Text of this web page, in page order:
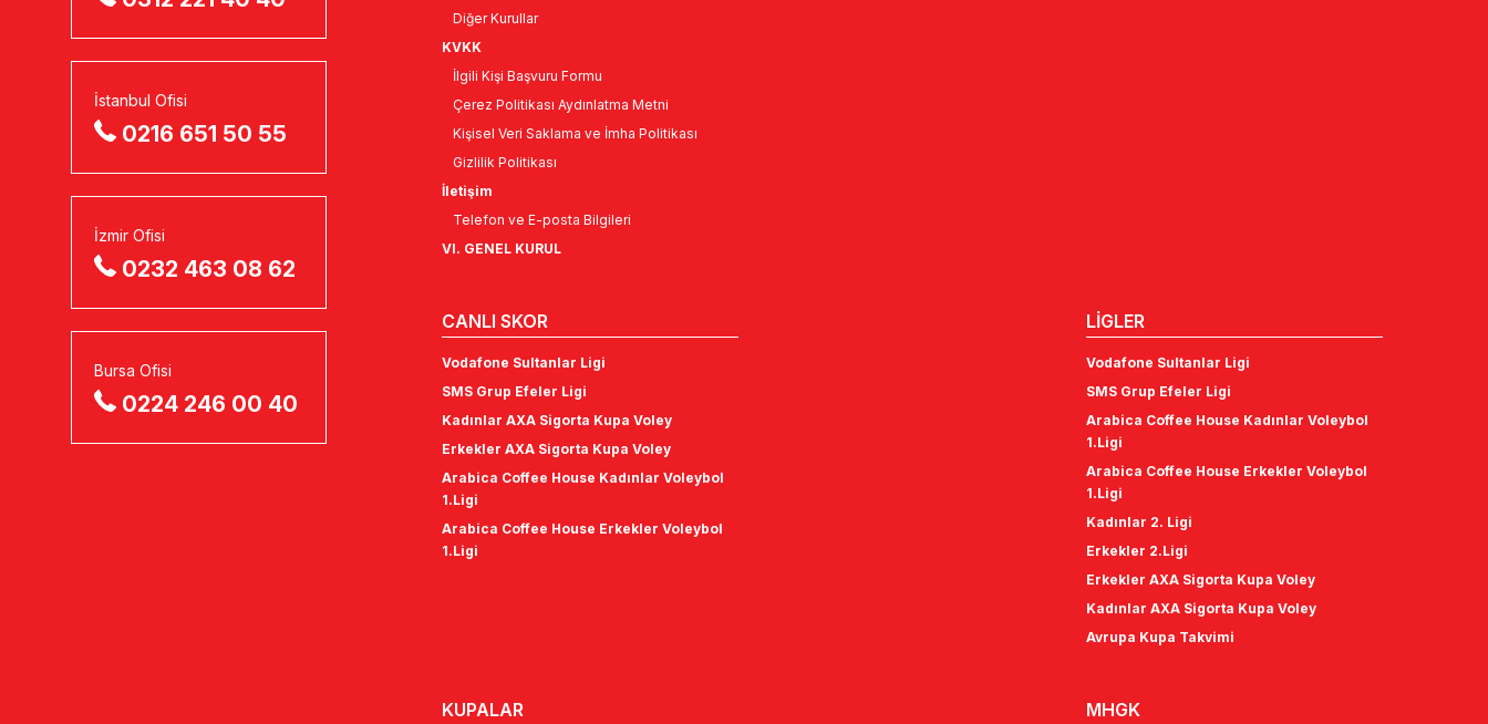
İstanbul Ofisi
0216 651 50 55
İzmir Ofisi
0232 463 08 62
Bursa Ofisi
0224 246 00 40
Diğer Kurullar
KVKK
İlgili Kişi Başvuru Formu
Çerez Politikası Aydınlatma Metni
Kişisel Veri Saklama ve İmha Politikası
Gizlilik Politikası
İletişim
Telefon ve E-posta Bilgileri
VI. GENEL KURUL
CANLI SKOR
Vodafone Sultanlar Ligi
SMS Grup Efeler Ligi
Kadınlar AXA Sigorta Kupa Voley
Erkekler AXA Sigorta Kupa Voley
Arabica Coffee House Kadınlar Voleybol
1.Ligi
Arabica Coffee House Erkekler Voleybol
1.Ligi
LİGLER
Vodafone Sultanlar Ligi
SMS Grup Efeler Ligi
Arabica Coffee House Kadınlar Voleybol
1.Ligi
Arabica Coffee House Erkekler Voleybol
1.Ligi
Kadınlar 2. Ligi
Erkekler 2.Ligi
Erkekler AXA Sigorta Kupa Voley
Kadınlar AXA Sigorta Kupa Voley
Avrupa Kupa Takvimi
KUPALAR MHGK